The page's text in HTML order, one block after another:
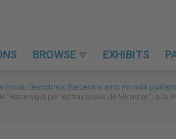
BROWSE  EXHIBITS
ciutat: descobreix Barcelona amb mirada
per les terrasses de Miramar", a la